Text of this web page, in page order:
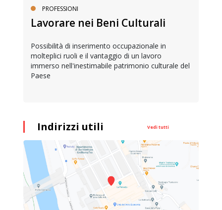
PROFESSIONI
Lavorare nei Beni Culturali
Possibilità di inserimento occupazionale in
molteplici ruoli e il vantaggio di un lavoro
immerso nell'inestimabile patrimonio culturale del
Paese
Indirizzi utili Vedi tutti